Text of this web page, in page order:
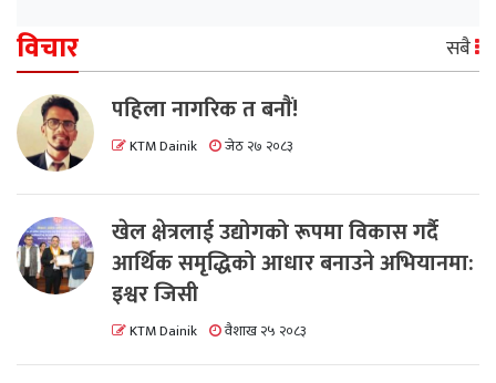
विचार सबै
पहिला नागरिक त बनाैं!
KTM Dainik जेठ २७ २०८३
खेल क्षेत्रलाई उद्योगको रूपमा विकास गर्दै
आर्थिक समृद्धिको आधार बनाउने अभियानमा:
इश्वर जिसी
KTM Dainik वैशाख २५ २०८३